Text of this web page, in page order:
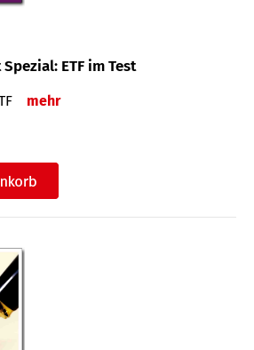
ETF im Test
mehr